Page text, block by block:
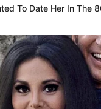
To Date Her In The